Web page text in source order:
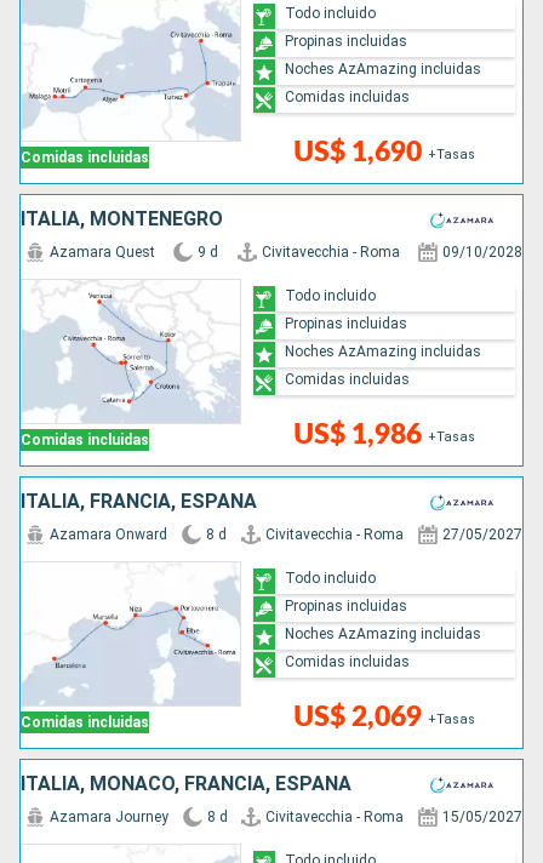
Comidas incluidas US$ 1,690 +Tasas
Todo incluido
Propinas incluidas
Noches AzAmazing incluidas
Comidas incluidas
ITALIA, MONTENEGRO
Comidas incluidas
Azamara Quest 9 d Civitavecchia - Roma 09/10/2028
US$ 1,986 +Tasas
Todo incluido
Propinas incluidas
Noches AzAmazing incluidas
Comidas incluidas
ITALIA, FRANCIA, ESPAÑA
Comidas incluidas
Azamara Onward 8 d Civitavecchia - Roma 27/05/2027
US$ 2,069 +Tasas
Todo incluido
Propinas incluidas
Noches AzAmazing incluidas
Comidas incluidas
ITALIA, MONACO, FRANCIA, ESPAÑA
Azamara Journey 8 d Civitavecchia - Roma 15/05/2027